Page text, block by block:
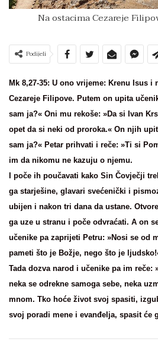
Na ostacima Cezareje
Podijeli
Mk 8,27-35: U ono vrijeme: Krenu Isus
Cezareje Filipove. Putem on upita
sam ja?« Oni mu rekoše: »Da si Ivan
opet da si neki od proroka.« On njih
sam ja?« Petar prihvati i reče: »Ti si
im da nikomu ne kazuju o njemu.
I poče ih poučavati kako Sin Čovječji
ga starješine, glavari svećenički i
ubijen i nakon tri dana da ustane.
ga uze u stranu i poče odvraćati. A on
učenike pa zaprijeti Petru: »Nosi se od
pameti što je Božje, nego što je
Tada dozva narod i učenike pa im reče:
neka se odrekne samoga sebe, neka
mnom. Tko hoće život svoj spasiti,
svoj poradi mene i evanđelja, spasit će